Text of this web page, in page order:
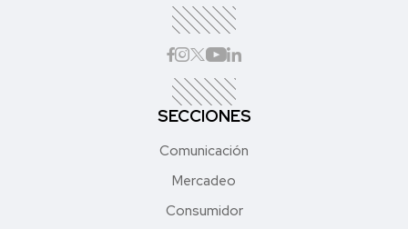
SECCIONES
Comunicación
Mercadeo
Consumidor